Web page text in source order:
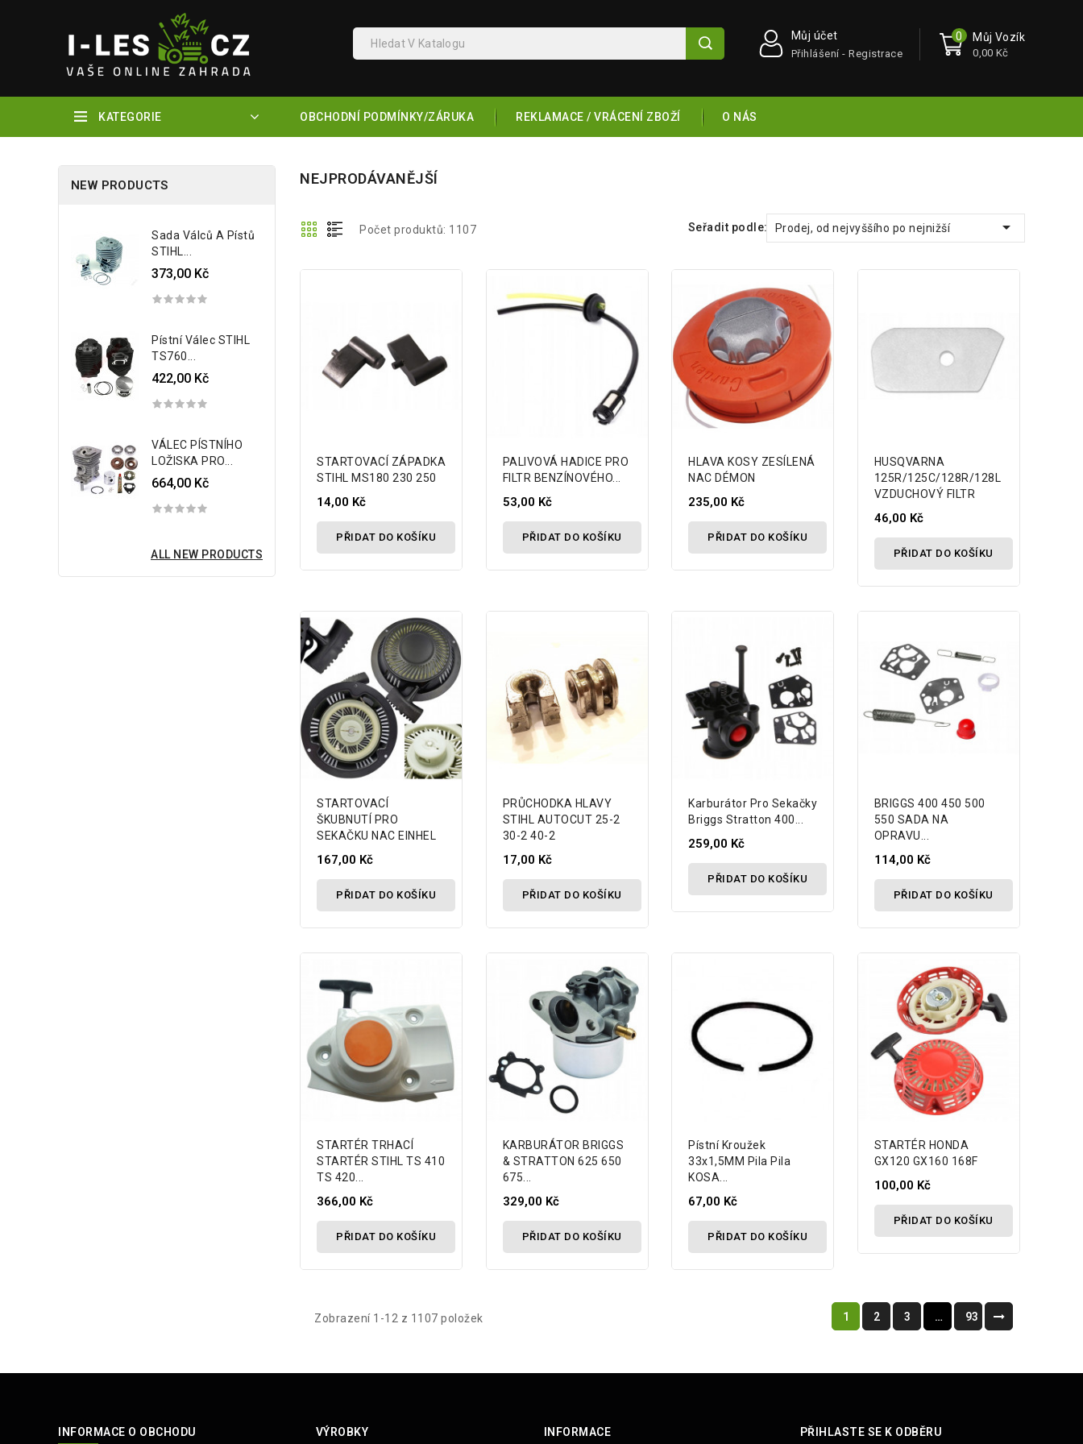
Můj Vozík
0
0,00 Kč
Můj účet
Přihlášení - Registrace
KATEGORIE OBCHODNÍ PODMÍNKY/ZÁRUKA REKLAMACE / VRÁCENÍ ZBOŽÍ O NÁS
NEW PRODUCTS
Sada Válců A Pístů
STIHL...
373,00 Kč
Pístní Válec STIHL
TS760...
422,00 Kč
VÁLEC PÍSTNÍHO
LOŽISKA PRO...
664,00 Kč
ALL NEW PRODUCTS
NEJPRODÁVANĚJŠÍ
Počet produktů: 1107 Seřadit podle: Prodej, od nejvyššího po nejnižší 
STARTOVACÍ ZÁPADKA
STIHL MS180 230 250
14,00 Kč
PŘIDAT DO KOŠÍKU
PALIVOVÁ HADICE PRO
FILTR BENZÍNOVÉHO...
53,00 Kč
PŘIDAT DO KOŠÍKU
HLAVA KOSY ZESÍLENÁ
NAC DÉMON
235,00 Kč
PŘIDAT DO KOŠÍKU
HUSQVARNA
125R/125C/128R/128L
VZDUCHOVÝ FILTR
46,00 Kč
PŘIDAT DO KOŠÍKU
STARTOVACÍ
ŠKUBNUTÍ PRO
SEKAČKU NAC EINHEL
167,00 Kč
PŘIDAT DO KOŠÍKU
PRŮCHODKA HLAVY
STIHL AUTOCUT 25-2
30-2 40-2
17,00 Kč
PŘIDAT DO KOŠÍKU
Karburátor Pro Sekačky
Briggs Stratton 400...
259,00 Kč
PŘIDAT DO KOŠÍKU
BRIGGS 400 450 500
550 SADA NA
OPRAVU...
114,00 Kč
PŘIDAT DO KOŠÍKU
STARTÉR TRHACÍ
STARTÉR STIHL TS 410
TS 420...
366,00 Kč
PŘIDAT DO KOŠÍKU
KARBURÁTOR BRIGGS
& STRATTON 625 650
675...
329,00 Kč
PŘIDAT DO KOŠÍKU
Pístní Kroužek
33x1,5MM Pila Pila
KOSA...
67,00 Kč
PŘIDAT DO KOŠÍKU
STARTÉR HONDA
GX120 GX160 168F
100,00 Kč
PŘIDAT DO KOŠÍKU
Zobrazení 1-12 z 1107 položek 1 2 3 … 93
INFORMACE O OBCHODU VÝROBKY INFORMACE PŘIHLASTE SE K ODBĚRU